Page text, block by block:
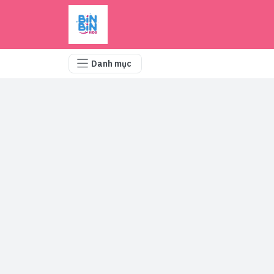
Danh mục